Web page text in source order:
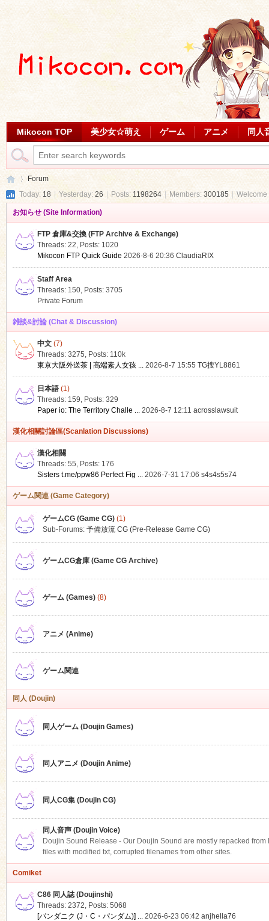
Mikocon TOP 美少女☆萌え ゲーム アニメ 同人
Forum
Today: 18 Yesterday: 26 Posts: 1198264 Members: 300185
お知らせ (Site Information)
FTP 倉庫&交換 (FTP Archive & Exchange)
Threads: 22, Posts: 1020
Mikocon FTP Quick Guide 2026-8-6 20:36 ClaudiaRIX
Staff Area
Threads: 150, Posts: 3705
Private Forum
雑談&討論 (Chat & Discussion)
中文(7)
Threads: 3275, Posts: 110k
東京大阪外送茶 | 高端素人女孩 ... 2026-8-7 15:55 TG搜YL8861
日本語(1)
Threads: 159, Posts: 329
Paper io: The Territory Challe ... 2026-8-7 12:11 acrosslawsuit
漢化相關討論區(Scanlation Discussions)
漢化相關
Threads: 55, Posts: 176
Sisters t.me/ppw86 Perfect Fig ... 2026-7-31 17:06 s4s4s5s74
ゲーム関連 (Game Category)
ゲームCG (Game CG)(1)
Sub-Forums: 予備放流 CG (Pre-Release Game CG)
ゲームCG倉庫 (Game CG Archive)
ゲーム (Games)(8)
アニメ (Anime)
ゲーム関連
同人 (Doujin)
同人ゲーム (Doujin Games)
同人アニメ (Doujin Anime)
同人CG集 (Doujin CG)
同人音声 (Doujin Voice)
Doujin Sound Release - Our Doujin Sound are mostly repacked
files with modified txt, corrupted filenames from other sites.
Comiket
C86 同人誌 (Doujinshi)
Threads: 2372, Posts: 5068
[パンダニク (J・C・パンダム)] ... 2026-6-23 06:42 anjhella76